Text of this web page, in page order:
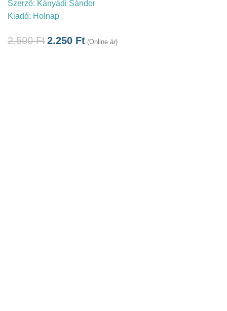
Szerző: Kányádi Sándor
Kiadó: Holnap
2.500Ft2.250 Ft (Online ár)